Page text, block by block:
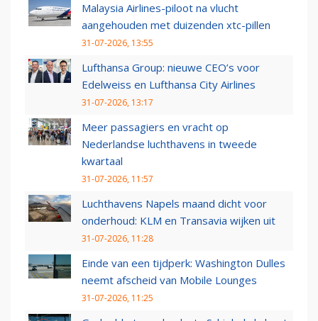
Malaysia Airlines-piloot na vlucht
aangehouden met duizenden xtc-pillen
31-07-2026, 13:55
Lufthansa Group: nieuwe CEO’s voor
Edelweiss en Lufthansa City Airlines
31-07-2026, 13:17
Meer passagiers en vracht op
Nederlandse luchthavens in tweede
kwartaal
31-07-2026, 11:57
Luchthavens Napels maand dicht voor
onderhoud: KLM en Transavia wijken uit
31-07-2026, 11:28
Einde van een tijdperk: Washington Dulles
neemt afscheid van Mobile Lounges
31-07-2026, 11:25